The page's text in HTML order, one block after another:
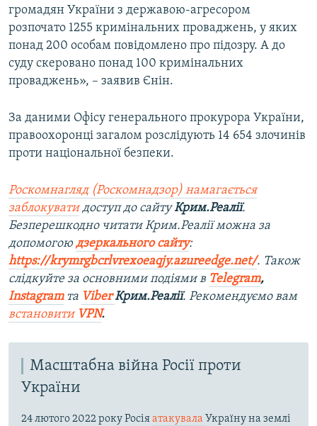
громадян України з державою-агресором
розпочато 1255 кримінальних проваджень, у яких
понад 200 особам повідомлено про підозру. А до
суду скеровано понад 100 кримінальних
проваджень», – заявив Єнін.
За даними Офісу генерального прокурора України,
правоохоронці загалом розслідують 14 654 злочинів
проти національної безпеки.
Роскомнагляд (Роскомнадзор) намагається
заблокуватидоступ до сайтуКрим.Реалії.
Безперешкодно читати Крим.Реалії можна за
допомогою дзеркального сайту:
https://krymrgbcrlvrexoeaqjy.azureedge.net/. Також
слідкуйте за основними подіями в Telegram,
Instagramта ViberКрим.Реалії. Рекомендуємо вам
встановити VPN.
Масштабна війна Росії проти
України
24 лютого 2022 року Росіяатакувала Україну на землі